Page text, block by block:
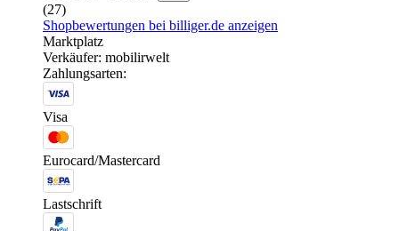
(27)
Shopbewertungen bei billiger.de anzeigen
Marktplatz
Verkäufer: mobilirwelt
Zahlungsarten:
Visa
Eurocard/Mastercard
Lastschrift